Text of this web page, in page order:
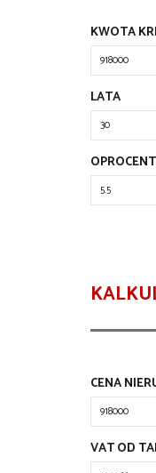
KWOTA
LATA
CENA
VAT OD